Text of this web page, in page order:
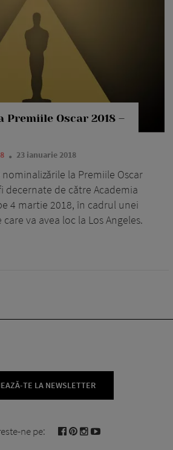
Oscar 2018 –
23 ianuarie 2018
la Premiile Oscar
decernate de către Academia
4 martie 2018, în cadrul unei
va avea loc la Los Angeles.
TE LA NEWSLETTER
ne pe: